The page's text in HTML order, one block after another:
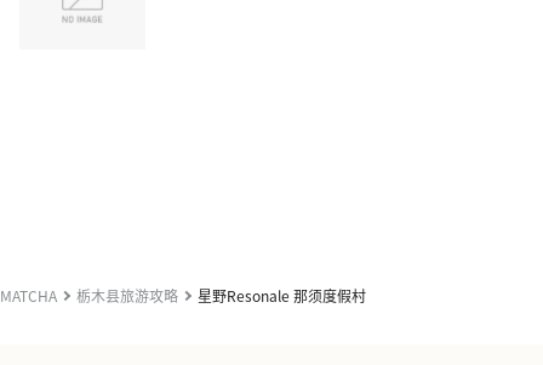
MATCHA 栃木县旅游攻略 星野Resonale 那须度假村